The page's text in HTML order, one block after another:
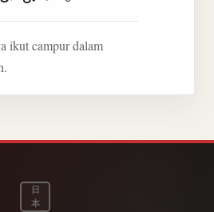
ikut campur dalam
日
本